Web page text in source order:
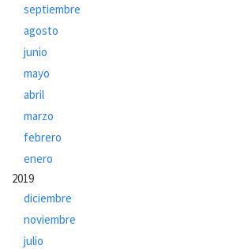
septiembre
agosto
junio
mayo
abril
marzo
febrero
enero
2019
diciembre
noviembre
julio